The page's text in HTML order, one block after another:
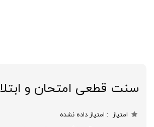
سنت قطعی امتحان و ابتلا
امتیاز امتیاز داده نشده